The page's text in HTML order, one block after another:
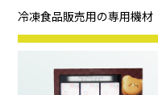
冷凍食品販売用の専用機材